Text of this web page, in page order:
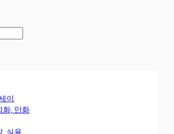
이
화, 만화
, 실용